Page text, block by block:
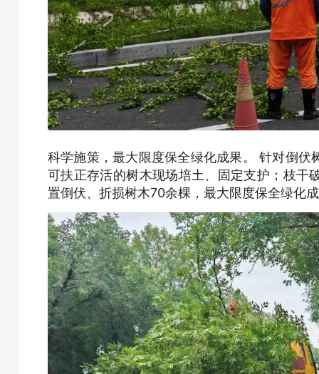
科学施策，最大限度保全绿化成果。 针对倒
可扶正存活的树木现场培土、固定支护；枝干
置倒伏、折损树木70余棵，最大限度保全绿化